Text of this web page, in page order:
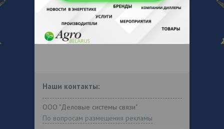
Чтобы оставить комментарий или
выставить рейтинг, нужно
Зарегистрироваться
Наши контакты:
ООО "Деловые системы связи"
По вопросам размещения рекламы